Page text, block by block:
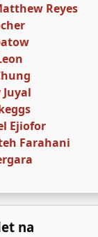
Reyes
Ejiofor
Farahani
na